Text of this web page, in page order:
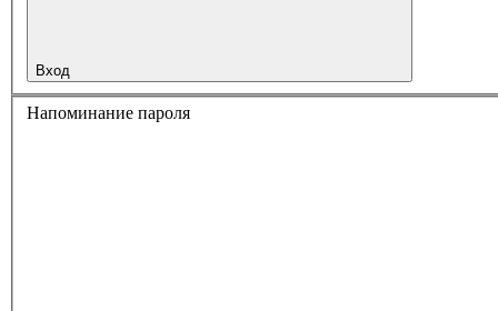
Вход
Напоминание пароля